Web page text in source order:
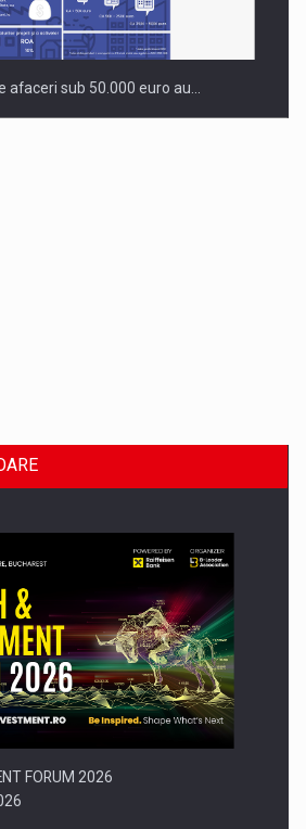
afaceri sub 50.000 euro au…
Joburile part-time reincep sa intre pe…
FORUM 2026